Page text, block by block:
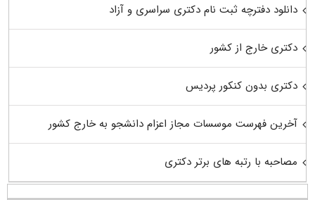
دانلود دفترچه ثبت نام دکتری سراسری و آزاد
دکتری خارج از کشور
دکتری بدون کنکور پردیس
آخرین فهرست موسسات مجاز اعزام دانشجو به خارج کشور
مصاحبه با رتبه های برتر دکتری